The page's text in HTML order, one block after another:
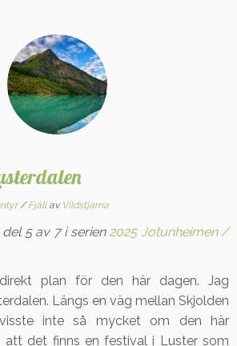
/Fjällav Vildstjarna
5 av 7 i serien 2025 Jotunheimen /
plan för den här dagen. Jag
Längs en väg mellan Skjolden
inte så mycket om den här
att det finns en festival i Luster som